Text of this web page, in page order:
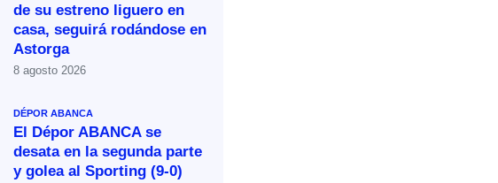
de su estreno liguero en
casa, seguirá rodándose en
Astorga
8 agosto 2026
DÉPOR ABANCA
El Dépor ABANCA se
desata en la segunda parte
y golea al Sporting (9-0)